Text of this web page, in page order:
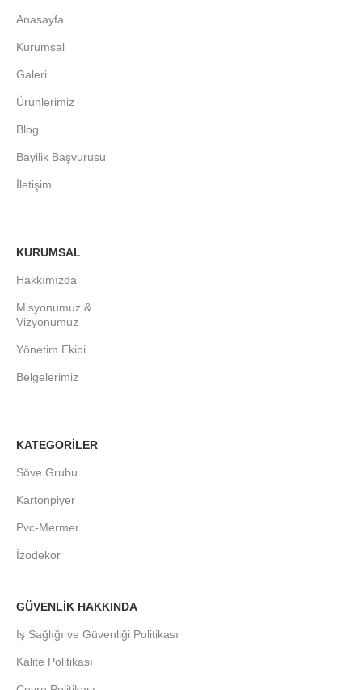
Anasayfa
Kurumsal
Galeri
Ürünlerimiz
Blog
Bayilik Başvurusu
İletişim
KURUMSAL
Hakkımızda
Misyonumuz &
Vizyonumuz
Yönetim Ekibi
Belgelerimiz
KATEGORİLER
Söve Grubu
Kartonpiyer
Pvc-Mermer
İzodekor
GÜVENLİK HAKKINDA
İş Sağlığı ve Güvenliği Politikası
Kalite Politikası